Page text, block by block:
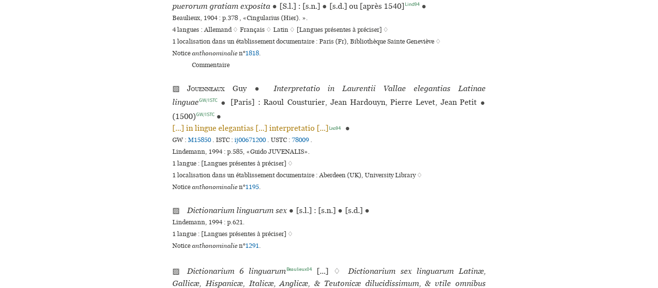
puerorum gratiam exposita ● [S.l.] : [s.n.] ● [s.d.] ou [après 1540] Lind94 ●
Beaulieux, 1904 : p.378 , «Cingularius (Hier). ».
4 langues :Allemand ♢ Français ♢ Latin ♢ [Langues présentes à préciser] ♢
1 localisation dans un établissement documentaire : Paris (Fr), Bibliothèque Sainte Geneviève ♢
Noticeanthonominalien°1818.
Commentaire
▨ Jouenneaux Guy ●
Interpretatio in Laurentii Vallae ele­gan­tias Latinae
linguaeGW/ISTC ● [Paris] : Raoul Cousturier, Jean Hardouyn, Pierre Levet, Jean Petit ●
(1500)GW/ISTC ●
[...] in lingue elegantias [...] interpretatio [...] Lind94 ●
GW : M15850 . ISTC : ij00671200 . USTC : 78009 .
Lindemann, 1994 : p.585, «Guido JUVENALIS».
1 langue : [Langues présentes à préciser] ♢
1 localisation dans un établissement documentaire : Aberdeen (UK), University Library ♢
Noticeanthonominalien°1195.
▨Dictionarium linguarum sex ● [s.l.] : [s.n.] ● [s.d.] ●
Lindemann, 1994 : p.621.
1 langue : [Langues présentes à préciser] ♢
Noticeanthonominalien°1291.
▨Dictionarium 6 linguarumBeaulieux04 [...] ♢Dictionarium sex linguarum Latinæ,
Gallicæ, Hispanicæ, Italicæ, Anglicæ, & Teutonicæ dilucidissimum, & vtile omnibus